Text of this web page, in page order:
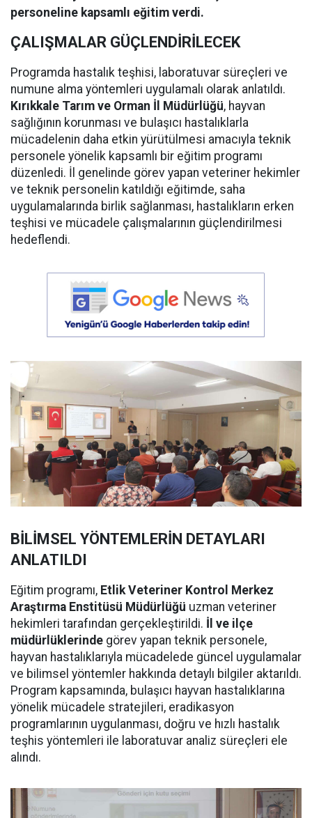
personeline kapsamlı eğitim verdi.
ÇALIŞMALAR GÜÇLENDİRİLECEK
Programda hastalık teşhisi, laboratuvar süreçleri ve
numune alma yöntemleri uygulamalı olarak anlatıldı.
Kırıkkale Tarım ve Orman İl Müdürlüğü, hayvan
sağlığının korunması ve bulaşıcı hastalıklarla
mücadelenin daha etkin yürütülmesi amacıyla teknik
personele yönelik kapsamlı bir eğitim programı
düzenledi. İl genelinde görev yapan veteriner hekimler
ve teknik personelin katıldığı eğitimde, saha
uygulamalarında birlik sağlanması, hastalıkların erken
teşhisi ve mücadele çalışmalarının güçlendirilmesi
hedeflendi.
BİLİMSEL YÖNTEMLERİN DETAYLARI
ANLATILDI
Eğitim programı, Etlik Veteriner Kontrol Merkez
Araştırma Enstitüsü Müdürlüğü uzman veteriner
hekimleri tarafından gerçekleştirildi. İl ve ilçe
müdürlüklerinde görev yapan teknik personele,
hayvan hastalıklarıyla mücadelede güncel uygulamalar
ve bilimsel yöntemler hakkında detaylı bilgiler aktarıldı.
Program kapsamında, bulaşıcı hayvan hastalıklarına
yönelik mücadele stratejileri, eradikasyon
programlarının uygulanması, doğru ve hızlı hastalık
teşhis yöntemleri ile laboratuvar analiz süreçleri ele
alındı.